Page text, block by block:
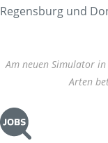
Regensburg und
Am neuen Simulator
Arten